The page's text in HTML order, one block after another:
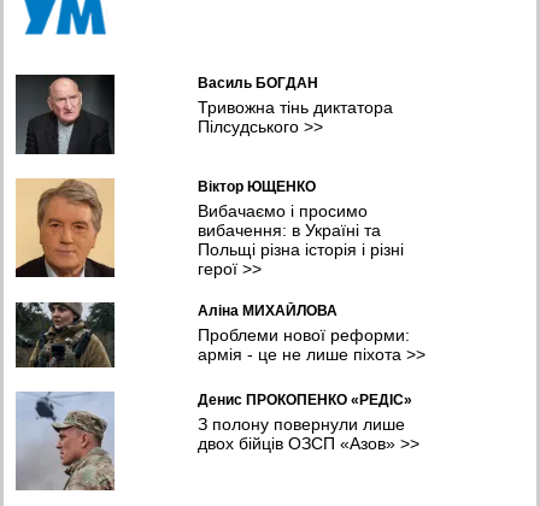
У Хмельницькому планують створити систему
відеоспостереження та відеоаналітики з ШІ
Василь БОГДАН
Тривожна тінь диктатора
Пілсудського>>
Віктор ЮЩЕНКО
Вибачаємо і просимо
вибачення: в Україні та
Польщі різна історія і різні
герої>>
Аліна МИХАЙЛОВА
Проблеми нової реформи:
армія - це не лише піхота>>
Денис ПРОКОПЕНКО «РЕДІС»
З полону повернули лише
двох бійців ОЗСП «Азов»>>